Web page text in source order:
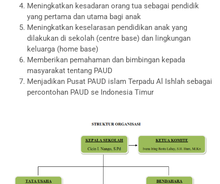
Meningkatkan kesadaran orang tua sebagai pendidik
yang pertama dan utama bagi anak
Meningkatkan keselarasan pendidikan anak yang
dilakukan di sekolah (centre base) dan lingkungan
keluarga (home base)
Memberikan pemahaman dan bimbingan kepada
masyarakat tentang PAUD
Menjadikan Pusat PAUD islam Terpadu Al Ishlah sebagai
percontohan PAUD se Indonesia Timur